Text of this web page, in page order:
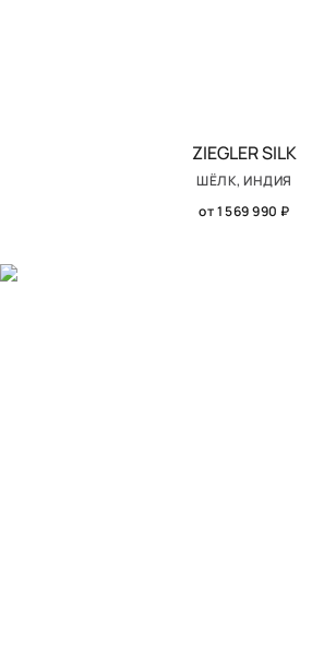
ZIEGLER SILK
ШЁЛК, ИНДИЯ
от 1 569 990 ₽